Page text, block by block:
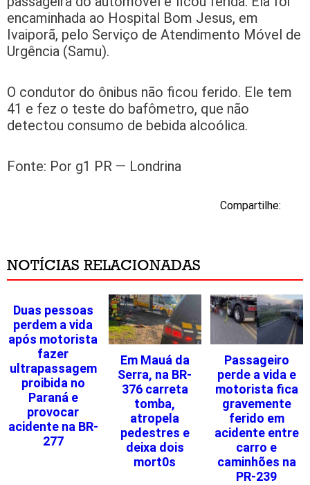
encaminhada ao Hospital Bom Jesus, em
Ivaiporã, pelo Serviço de Atendimento Móvel de
Urgência (Samu).
O condutor do ônibus não ficou ferido. Ele tem
41 e fez o teste do bafômetro, que não
detectou consumo de bebida alcoólica.
Fonte: Por g1 PR — Londrina
Compartilhe:
NOTÍCIAS RELACIONADAS
Duas pessoas
perdem a vida
após motorista
fazer
ultrapassagem
proibida no
Paraná e
provocar
acidente na BR-
277
Em Mauá da
Serra, na BR-
376 carreta
tomba,
atropela
pedestres e
deixa dois
mort0s
Passageiro
perde a vida e
motorista fica
gravemente
ferido em
acidente entre
carro e
caminhões na
PR-239